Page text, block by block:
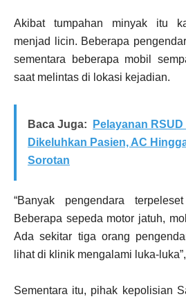
Akibat tumpahan minyak itu
menjad licin. Beberapa
sementara beberapa mobil
saat melintas di lokasi kejadian.
Baca Juga:
Pelayanan
Dikeluhkan Pasien, AC
Sorotan
“Banyak pengendara
Beberapa sepeda motor jatuh,
Ada sekitar tiga orang
lihat di klinik mengalami luka-
Sementara itu, pihak kepolisian